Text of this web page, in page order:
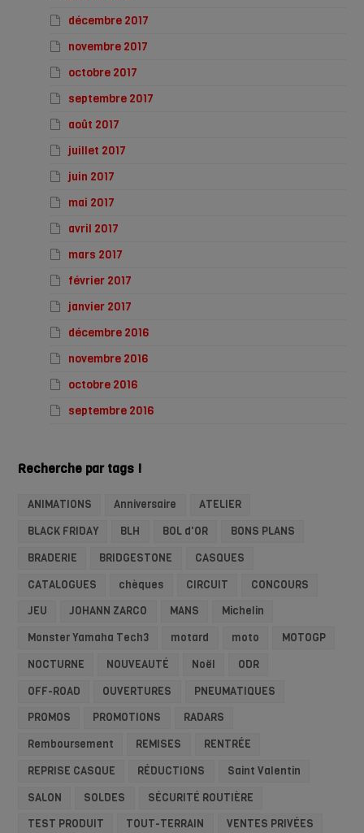
décembre 2017
novembre 2017
octobre 2017
septembre 2017
août 2017
juillet 2017
juin 2017
mai 2017
avril 2017
mars 2017
février 2017
janvier 2017
décembre 2016
novembre 2016
octobre 2016
septembre 2016
Recherche par tags !
ANIMATIONS Anniversaire
ATELIER
BLACK FRIDAY
BLH BOL d'OR
BONS PLANS
BRADERIE
BRIDGESTONE
CASQUES
CATALOGUES
chèques CIRCUIT
CONCOURS
JEU
JOHANN ZARCO MANS
Michelin
Monster Yamaha Tech3
motard moto
MOTOGP
NOCTURNE
NOUVEAUTÉ Noël
ODR
OFF-ROAD
OUVERTURES
PNEUMATIQUES
PROMOS
PROMOTIONS
RADARS
Remboursement
REMISES
RENTRÉE
REPRISE CASQUE
RÉDUCTIONS
Saint Valentin
SALON
SOLDES
SÉCURITÉ ROUTIÈRE
TEST PRODUIT
TOUT-TERRAIN
VENTES PRIVÉES